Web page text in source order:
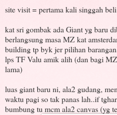
site visit = pertama kali singgah
kat sri gombak ada Giant yg baru
berlangsung masa MZ kat
building tp byk jer pilihan
lps TF Valu amik alih (dan bagi
lama)
luas giant baru ni, ala2 gudang,
waktu pagi so tak panas lah..if
bumbung tu mcm ala2 canvas (yg